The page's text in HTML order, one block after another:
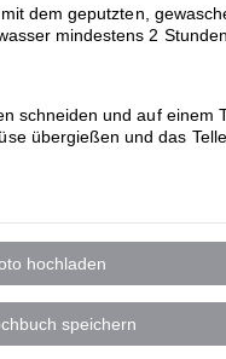
dem geputzten,
mindestens 2
schneiden und auf einem
übergießen und das
hochladen
speichern